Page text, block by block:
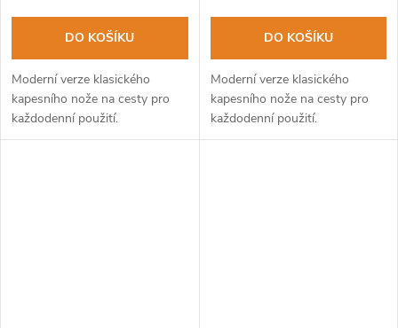
DO KOŠÍKU
Moderní verze klasického
kapesního nože na cesty pro
každodenní použití.
DO KOŠÍKU
Moderní verze klasického
kapesního nože na cesty pro
každodenní použití.